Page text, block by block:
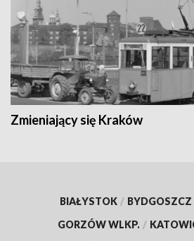
Zmieniający się Kraków
BIAŁYSTOK / BYDGOSZCZ
GORZÓW WLKP. /